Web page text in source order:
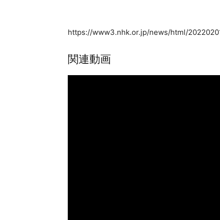
https://www3.nhk.or.jp/news/html/
関連動画